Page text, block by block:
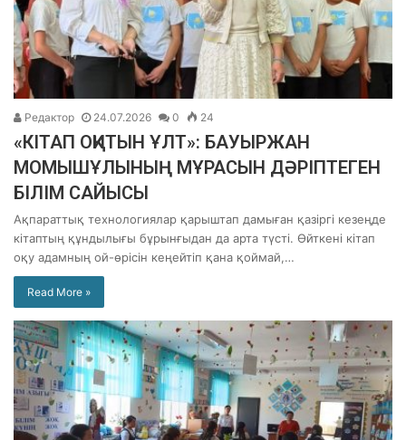
Редактор 24.07.2026 0 24
«КІТАП ОҚИТЫН ҰЛТ»: БАУЫРЖАН
МОМЫШҰЛЫНЫҢ МҰРАСЫН ДӘРІПТЕГЕН
БІЛІМ САЙЫСЫ
Ақпараттық технологиялар қарыштап дамыған қазіргі кезеңде
кітаптың құндылығы бұрынғыдан да арта түсті. Өйткені кітап
оқу адамның ой-өрісін кеңейтіп қана қоймай,…
Read More »